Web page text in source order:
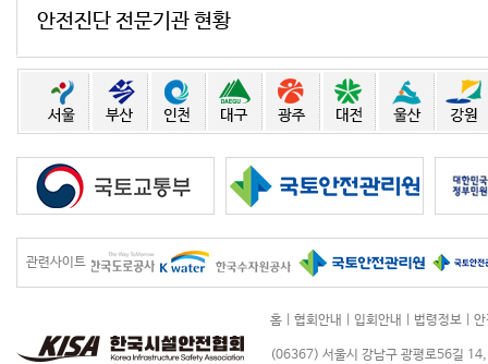
안전진단 전문기관 현황
관련사이트
홈 협회안내 입회안내 법령정보
(06367) 서울시 강남구 광평로56길